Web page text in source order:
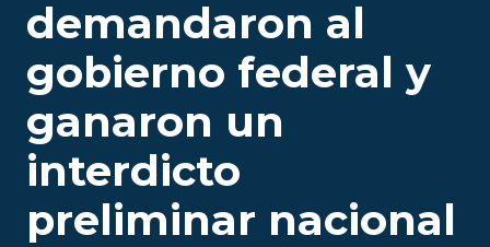
demandaron al
gobierno federal y
ganaron un
interdicto
preliminar nacional